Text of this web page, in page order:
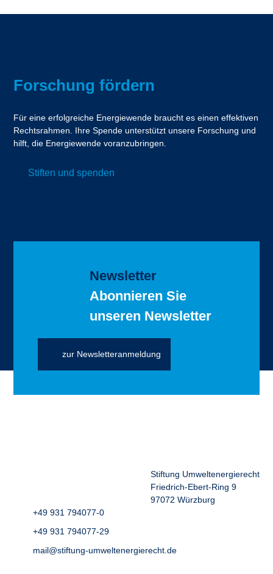
Forschung fördern
Für eine erfolgreiche Energiewende braucht es einen effektiven
Rechtsrahmen. Ihre Spende unterstützt unsere Forschung und
hilft, die Energiewende voranzubringen.
Stiften und spenden
Newsletter
Abonnieren Sie
unseren Newsletter
zur Newsletteranmeldung
Stiftung Umweltenergierecht
Friedrich-Ebert-Ring 9
97072 Würzburg
+49 931 794077-0
+49 931 794077-29
mail@stiftung-umweltenergierecht.de